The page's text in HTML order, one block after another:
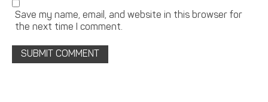
Save my name, email, and website in this browser for
the next time I comment.